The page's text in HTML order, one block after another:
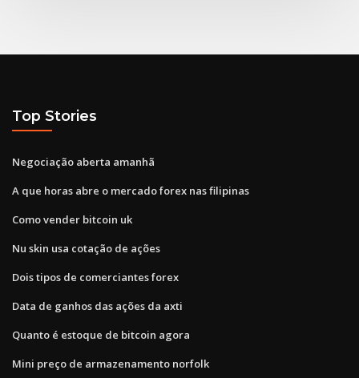
Top Stories
Negociação aberta amanhã
A que horas abre o mercado forex nas filipinas
Como vender bitcoin uk
Nu skin usa cotação de ações
Dois tipos de comerciantes forex
Data de ganhos das ações da axti
Quanto é estoque de bitcoin agora
Mini preço de armazenamento norfolk